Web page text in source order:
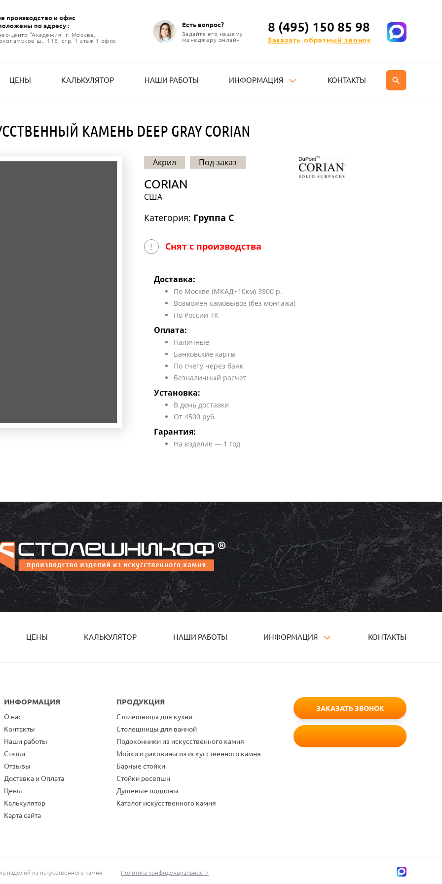
производство и офиc
по адресу :
центр "Академия" г. Москва,
ш., 116, стр. 1 этаж 1 офис
Есть вопрос?
Задайте его нашему
менеджеру онлайн
8 (495) 150 85 98
Заказать обратный звонок
ЦЕНЫ КАЛЬКУЛЯТОР НАШИ РАБОТЫ ИНФОРМАЦИЯ КОНТАКТЫ
КАМЕНЬ DEEP GRAY CORIAN
Акрил Под заказ
CORIAN
США
Категория: Группа C
! Снят с производства
Доставка:
По Москве (МКАД+10км) 3500 р.
Возможен самовывоз (без монтажа)
По России ТК
Оплата:
Наличные
Банковские карты
По счету через банк
Безналичный расчет
Установка:
В день доставки
От 4500 руб.
Гарантия:
На изделие — 1 год
ЦЕНЫ КАЛЬКУЛЯТОР НАШИ РАБОТЫ ИНФОРМАЦИЯ КОНТАКТЫ
ИНФОРМАЦИЯ
О нас
Контакты
Наши работы
Статьи
Отзывы
Доставка и Оплата
Цены
Калькулятор
Карта сайта
ПРОДУКЦИЯ
Столешницы для кухни
Столешницы для ванной
Подоконники из искусственного камня
Мойки и раковины из искусственного камня
Барные стойки
Стойки ресепшн
Душевые поддоны
Каталог искусственного камня
ЗАКАЗАТЬ ЗВОНОК
из искусственного камня. Политика конфиденциальности